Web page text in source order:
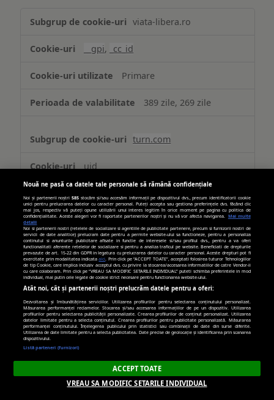
țintită
viata-libera.ro
__gpi, _cc_id
Primare
389 zile, 269 zile
turn.com
uid
179 zile
hit.gemius.pl
Gdynp, Gtest, Gdyn, Gtestem, receive-
cookie-deprecation
Terț
Câteva secunde, 394 zile
Nouă ne pasă ca datele tale personale să rămână confidențiale
Noi și partenerii noștri585 stocăm și/sau accesăm informații pe dispozitivul dvs., precum identificatorii cookie
unici pentru prelucrarea datelor cu caracter personal. Puteți accepta sau gestiona preferințele dvs. făcând clic
mai jos, respectiv vă puteți opune utilizării unui interes legitim în orice moment pe pagina cu politica de
confidențialitate. Aceste alegeri vor fi raportate partenerilor noștri și nu vă vor afecta navigarea.
Mai multe
detalii
Noi si partenerii nostri (retelele de socializare si agentiile de publicitate partenere, precum si furnizorii nostri de
servicii de date analitice) prelucram date pentru a permite website-ului sa functioneze, pentru a personaliza
continutul si anunturile publicitare afisate in functie de interesele si/sau profilul dvs., pentru a va oferi
functionalitati aferente retelelor de socializare si pentru a analiza traficul pe website. Beneficiati de drepturile
prevazute de art. 15-22 din GDPR in legatura cu prelucrarea datelor cu caracter personal. Aceste drepturi pot fi
exercitate prin modalitatea indicataaici . Prin click pe “ACCEPT TOATE”, acceptati folosirea tuturor Tehnologiilor
de tip Cookie, care implica inclusiv acceptul dvs. cu privire la stocarea/accesarea informatiilor de catre Vendor-ii
cu care colaboram. Prin click pe “VREAU SA MODIFIC SETARILE INDIVIDUAL” puteti schimba preferintele in mod
individual, mai putin cele legate de cookie strict necesare pentru functionarea website-ului.
Atât noi, cât și partenerii noștri prelucrăm datele pentru a oferi:
Dezvoltarea și îmbunătățirea serviciilor. Utilizarea profilurilor pentru selectarea conținutului personalizat.
Măsurarea performanței reclamelor. Stocarea și/sau accesarea informațiilor de pe un dispozitiv. Utilizarea
profilurilor pentru selectarea publicității personalizate. Crearea profilurilor de conținut personalizat. Utilizarea
datelor limitate pentru a selecta conținutul. Crearea profilurilor pentru publicitate personalizată. Măsurarea
performanței conținutului. Înțelegerea publicului prin statistici sau combinații de date din surse diferite.
Utilizarea de date limitate pentru a selecta publicitatea. Date precise de geolocație și identificarea prin scanarea
dispozitivului.
Listă parteneri (furnizori)
ACCEPT TOATE
VREAU SA MODIFIC SETARILE INDIVIDUAL